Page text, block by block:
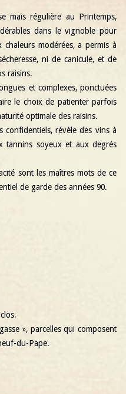
mais régulière au Printemps,
dans le vignoble pour
chaleurs modérées, a permis à
ni de canicule, et de
raisins.
et complexes, ponctuées
le choix de patienter parfois
optimale des raisins.
confidentiels, révèle des vins à
tannins soyeux et aux degrés
sont les maîtres mots de ce
de garde des années 90.
», parcelles qui composent
du-Pape.